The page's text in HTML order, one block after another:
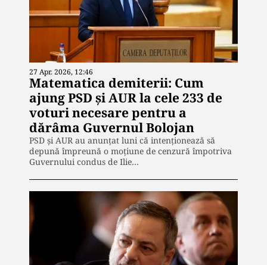
27 Apr. 2026, 12:46
Matematica demiterii: Cum
ajung PSD și AUR la cele 233 de
voturi necesare pentru a
dărâma Guvernul Bolojan
PSD și AUR au anunțat luni că intenționează să
depună împreună o moțiune de cenzură împotriva
Guvernului condus de Ilie…